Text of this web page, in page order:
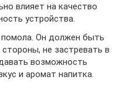
влияет на качество
устройства.
Он должен быть
не застревать в
возможность
и аромат напитка.